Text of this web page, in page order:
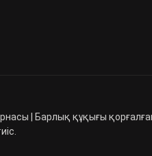
| Барлық құқығы